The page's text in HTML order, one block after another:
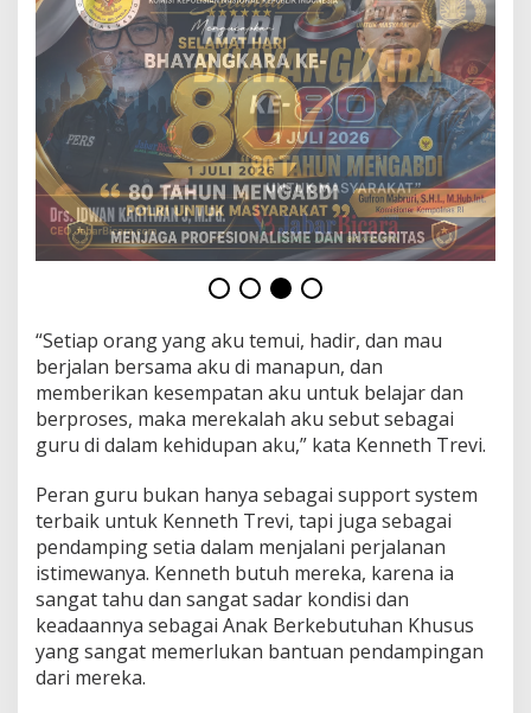
a
n
“
M
k
J
r
e
n
g
”
“Setiap orang yang aku temui, hadir, dan mau
berjalan bersama aku di manapun, dan
memberikan kesempatan aku untuk belajar dan
berproses, maka merekalah aku sebut sebagai
guru di dalam kehidupan aku,” kata Kenneth Trevi.
Peran guru bukan hanya sebagai support system
terbaik untuk Kenneth Trevi, tapi juga sebagai
pendamping setia dalam menjalani perjalanan
istimewanya. Kenneth butuh mereka, karena ia
sangat tahu dan sangat sadar kondisi dan
keadaannya sebagai Anak Berkebutuhan Khusus
yang sangat memerlukan bantuan pendampingan
dari mereka.